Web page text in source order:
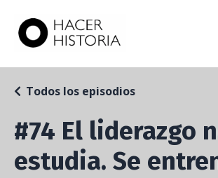
#74 El liderazgo
estudia. Se
Todos los episodios